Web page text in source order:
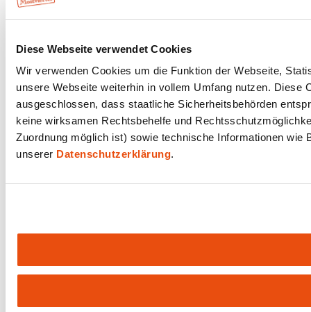
Diese Webseite verwendet Cookies
Wir verwenden Cookies um die Funktion der Webseite,
unsere Webseite weiterhin in vollem Umfang nutzen.
ausgeschlossen, dass staatliche Sicherheitsbehörden
keine wirksamen Rechtsbehelfe und
Zuordnung möglich ist) sowie technische Informationen wie
unserer Datenschutzerklärung.